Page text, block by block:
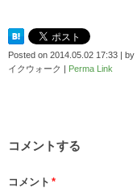
Posted on 2014.05.02 17:33 by
イクウォーク
Perma Link
コメントする
コメント *